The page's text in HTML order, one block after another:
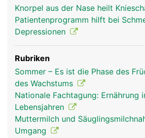
Knorpel aus der Nase heilt
Patientenprogramm hilft bei
Depressionen
Rubriken
Sommer – Es ist die Phase des
des Wachstums
Nationale Fachtagung: Ernährung
Lebensjahren
Muttermilch und
Umgang